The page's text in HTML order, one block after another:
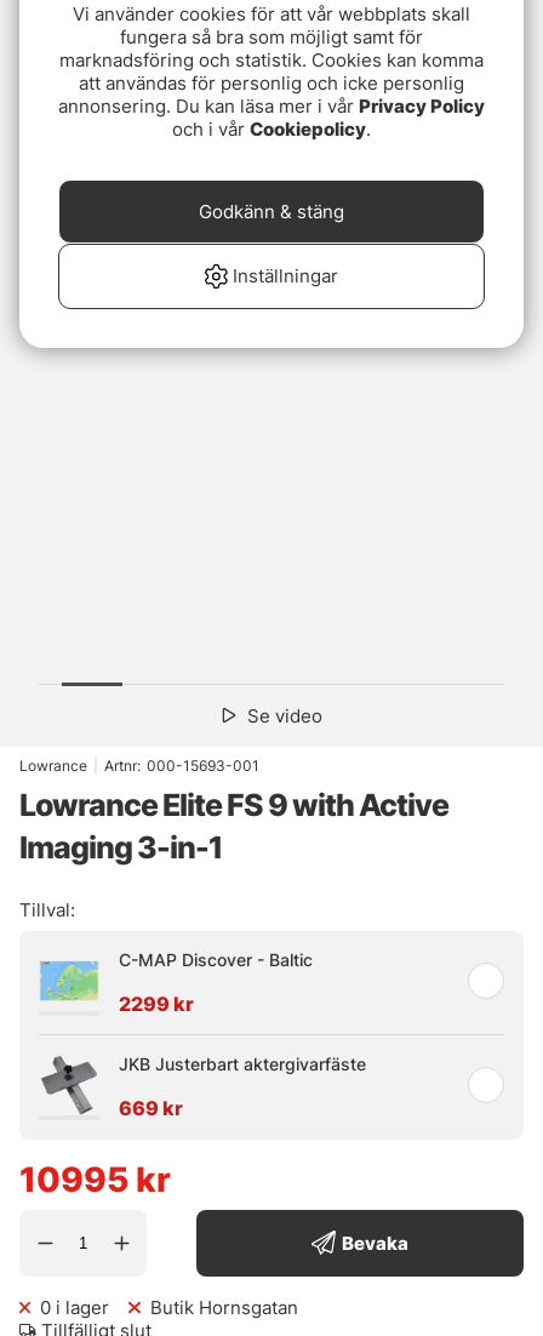
Se video
Lowrance Artnr: 000-15693-001
Lowrance Elite FS 9 with Active
Imaging 3-in-1
Tillval:
C-MAP Discover - Baltic
2299 kr
JKB Justerbart aktergivarfäste
669 kr
10995 kr
Bevaka
0 i lager
Butik Hornsgatan
Tillfälligt slut
Vi använder cookies för att vår webbplats skall
fungera så bra som möjligt samt för
marknadsföring och statistik. Cookies kan komma
att användas för personlig och icke personlig
annonsering. Du kan läsa mer i vår Privacy Policy
och i vår Cookiepolicy.
Inställningar
Godkänn & stäng